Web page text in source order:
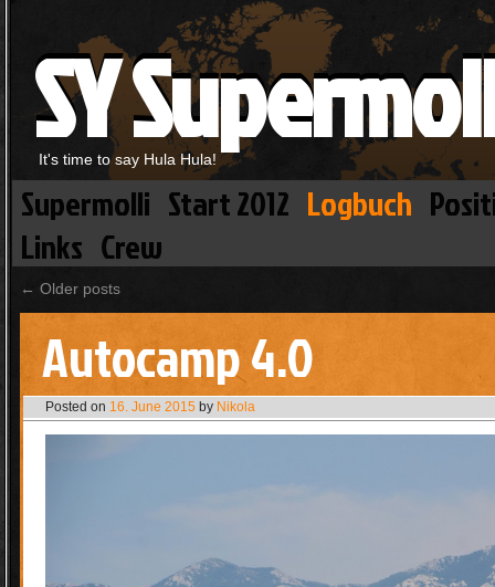
SY
It's time to say Hula Hula!
Supermolli Start 2012 Logbuch
Links Crew
← Older posts
Autocamp 4.0
Posted on 16. June 2015 by Nikola